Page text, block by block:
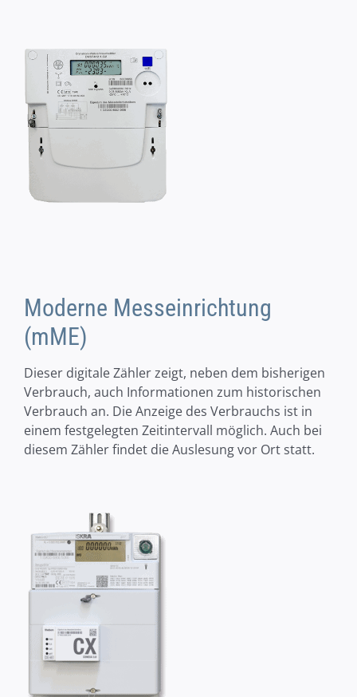
Moderne Messeinrichtung
(mME)
Dieser digitale Zähler zeigt, neben dem bisherigen
Verbrauch, auch Informationen zum historischen
Verbrauch an. Die Anzeige des Verbrauchs ist in
einem festgelegten Zeitintervall möglich. Auch bei
diesem Zähler findet die Auslesung vor Ort statt.